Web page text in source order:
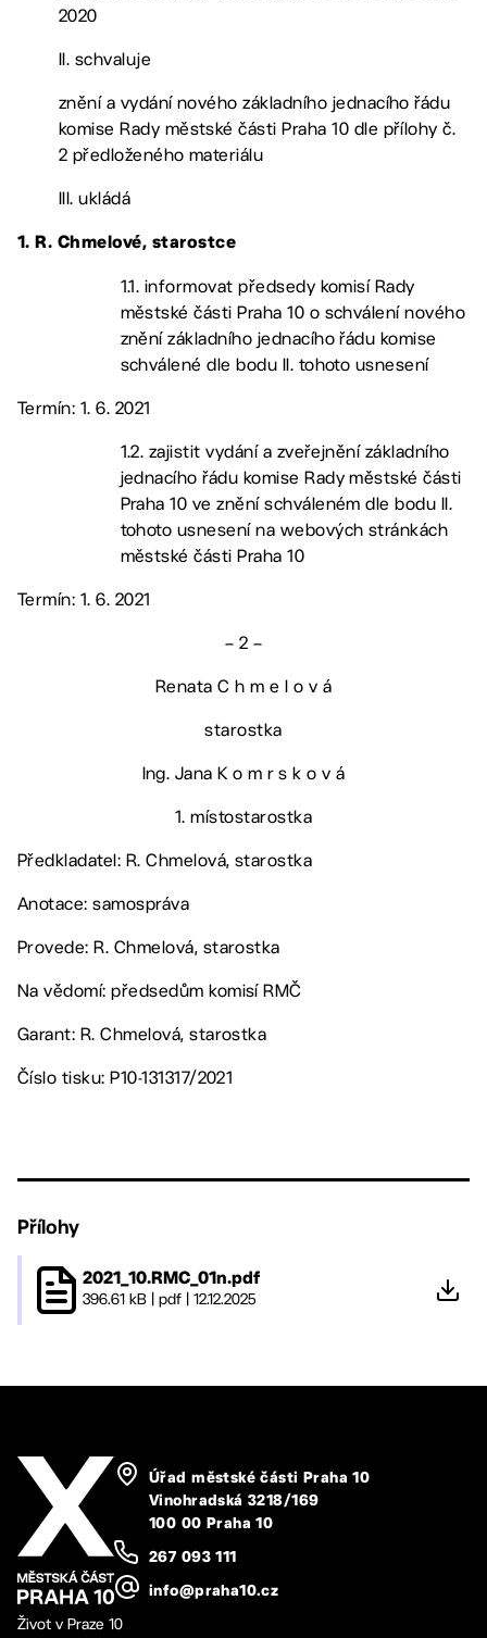
2020
II. schvaluje
znění a vydání nového základního jednacího řádu
komise Rady městské části Praha 10 dle přílohy č.
2 předloženého materiálu
III. ukládá
1. R. Chmelové, starostce
1.1. informovat předsedy komisí Rady
městské části Praha 10 o schválení nového
znění základního jednacího řádu komise
schválené dle bodu II. tohoto usnesení
Termín: 1. 6. 2021
1.2. zajistit vydání a zveřejnění základního
jednacího řádu komise Rady městské části
Praha 10 ve znění schváleném dle bodu II.
tohoto usnesení na webových stránkách
městské části Praha 10
Termín: 1. 6. 2021
– 2 –
Renata C h m e l o v á
starostka
Ing. Jana K o m r s k o v á
1. místostarostka
Předkladatel: R. Chmelová, starostka
Anotace: samospráva
Provede: R. Chmelová, starostka
Na vědomí: předsedům komisí RMČ
Garant: R. Chmelová, starostka
Číslo tisku: P10-131317/2021
Přílohy
2021_10.RMC_01n.pdf
396.61 kB pdf 12.12.2025
Úřad městské části Praha 10
Vinohradská 3218/169
100 00 Praha 10
267 093 111
info@praha10.cz
Život v Praze 10